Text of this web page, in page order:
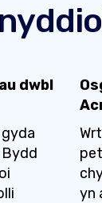
dwbl
yn